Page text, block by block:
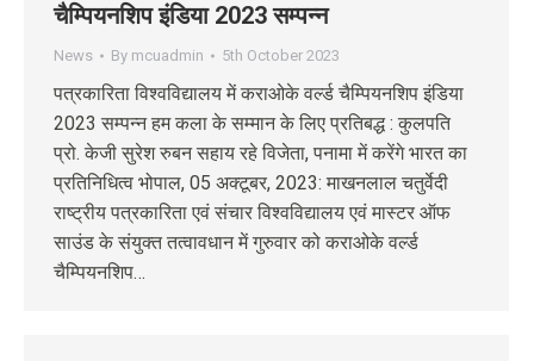
चैम्पियनशिप इंडिया 2023 सम्पन्न
News By mcuadmin 5th October 2023
पत्रकारिता विश्वविद्यालय में कराओके वर्ल्ड चैम्पियनशिप इंडिया
2023 सम्पन्न हम कला के सम्मान के लिए प्रतिबद्ध : कुलपति
प्रो. केजी सुरेश रुबन सहाय रहे विजेता, पनामा में करेंगे भारत का
प्रतिनिधित्व भोपाल, 05 अक्‍टूबर, 2023: माखनलाल चतुर्वेदी
राष्ट्रीय पत्रकारिता एवं संचार विश्वविद्यालय एवं मास्टर ऑफ
साउंड के संयुक्त तत्वावधान में गुरुवार को कराओके वर्ल्ड
चैम्पियनशिप…